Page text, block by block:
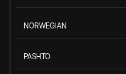
NORWEGIAN
PASHTO